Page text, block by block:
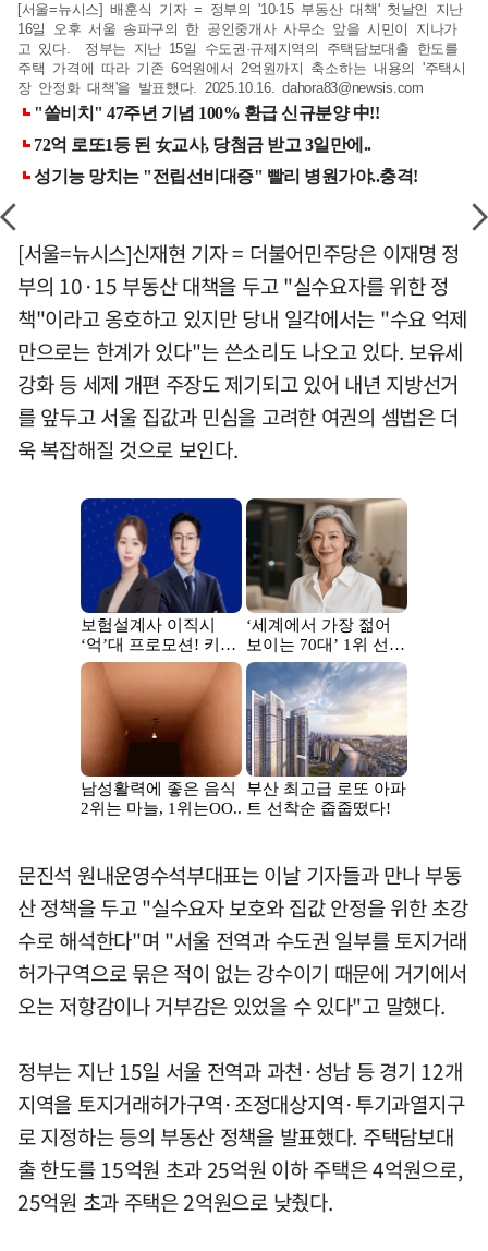
[서울=뉴시스] 배훈식 기자 = 정부의 '10·15 부동산 대책' 첫날인 지난
16일 오후 서울 송파구의 한 공인중개사 사무소 앞을 시민이 지나가
고 있다. 정부는 지난 15일 수도권·규제지역의 주택담보대출 한도를
주택 가격에 따라 기존 6억원에서 2억원까지 축소하는 내용의 '주택시
장 안정화 대책'을 발표했다. 2025.10.16.dahora83@newsis.com
[서울=뉴시스]신재현 기자 = 더불어민주당은 이재명 정
부의 10·15 부동산 대책을 두고 "실수요자를 위한 정
책"이라고 옹호하고 있지만 당내 일각에서는 "수요 억제
만으로는 한계가 있다"는 쓴소리도 나오고 있다. 보유세
강화 등 세제 개편 주장도 제기되고 있어 내년 지방선거
를 앞두고 서울 집값과 민심을 고려한 여권의 셈법은 더
욱 복잡해질 것으로 보인다.
문진석 원내운영수석부대표는 이날 기자들과 만나 부동
산 정책을 두고 "실수요자 보호와 집값 안정을 위한 초강
수로 해석한다"며 "서울 전역과 수도권 일부를 토지거래
허가구역으로 묶은 적이 없는 강수이기 때문에 거기에서
오는 저항감이나 거부감은 있었을 수 있다"고 말했다.
정부는 지난 15일 서울 전역과 과천·성남 등 경기 12개
지역을 토지거래허가구역·조정대상지역·투기과열지구
로 지정하는 등의 부동산 정책을 발표했다. 주택담보대
출 한도를 15억원 초과 25억원 이하 주택은 4억원으로,
25억원 초과 주택은 2억원으로 낮췄다.